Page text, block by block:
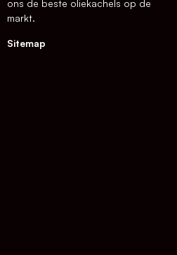
ons de beste oliekachels op de
markt.
Sitemap